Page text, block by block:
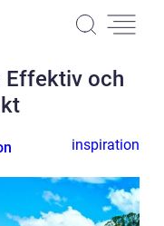
Effektiv och
inspiration